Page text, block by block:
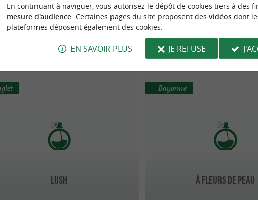
Lush À Fleurs de Peau
Bayonne
En continuant à naviguer, vous autorisez le dépôt de cookies tiers à des
mesure d'audience. Certaines pages du site proposent des vidéosdont
plateformes déposent également des cookies.
EN SAVOIR PLUS JE REFUSE